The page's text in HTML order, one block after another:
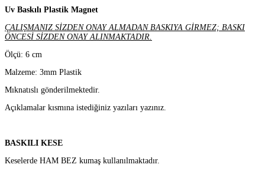
Uv Baskılı Plastik Magnet
ÇALIŞMANIZ SİZDEN ONAY ALMADAN BASKIYA GİRMEZ; BASKI
ÖNCESİ SİZDEN ONAY ALINMAKTADIR.
Ölçü: 6 cm
Malzeme: 3mm Plastik
Mıknatıslı gönderilmektedir.
Açıklamalar kısmına istediğiniz yazıları yazınız.
BASKILI KESE
Keselerde HAM BEZ kumaş kullanılmaktadır.